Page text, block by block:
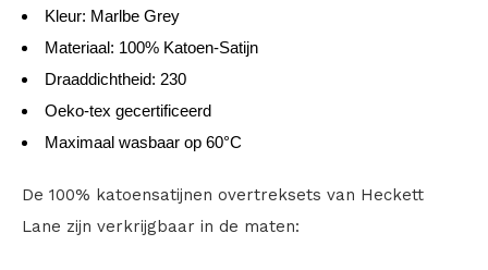
Kleur: Marlbe Grey
Materiaal: 100% Katoen-Satijn
Draaddichtheid: 230
Oeko-tex gecertificeerd
Maximaal wasbaar op 60°C
De 100% katoensatijnen overtreksets van Heckett
Lane zijn verkrijgbaar in de maten: